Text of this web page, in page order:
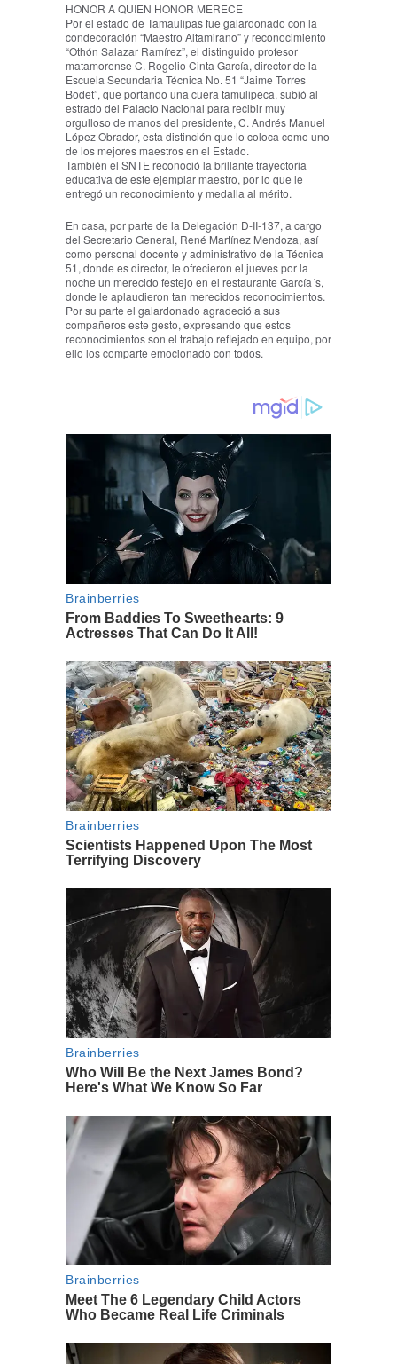
HONOR A QUIEN HONOR MERECE
Por el estado de Tamaulipas fue galardonado con la
condecoración “Maestro Altamirano” y reconocimiento
“Othón Salazar Ramírez”, el distinguido profesor
matamorense C. Rogelio Cinta García, director de la
Escuela Secundaria Técnica No. 51 “Jaime Torres
Bodet”, que portando una cuera tamulipeca, subió al
estrado del Palacio Nacional para recibir muy
orgulloso de manos del presidente, C. Andrés Manuel
López Obrador, esta distinción que lo coloca como uno
de los mejores maestros en el Estado.
También el SNTE reconoció la brillante trayectoria
educativa de este ejemplar maestro, por lo que le
entregó un reconocimiento y medalla al mérito.
En casa, por parte de la Delegación D-II-137, a cargo
del Secretario General, René Martínez Mendoza, así
como personal docente y administrativo de la Técnica
51, donde es director, le ofrecieron el jueves por la
noche un merecido festejo en el restaurante García´s,
donde le aplaudieron tan merecidos reconocimientos.
Por su parte el galardonado agradeció a sus
compañeros este gesto, expresando que estos
reconocimientos son el trabajo reflejado en equipo, por
ello los comparte emocionado con todos.